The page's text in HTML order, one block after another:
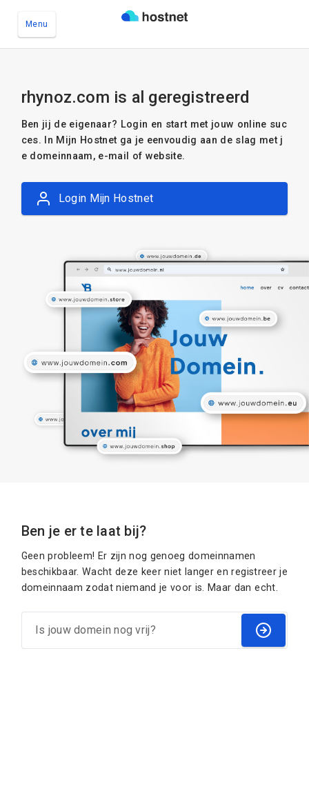
Menu
rhynoz.com is al geregistreerd
Ben jij de eigenaar? Login en start met jouw online suc
ces. In Mijn Hostnet ga je eenvoudig aan de slag met j
e domeinnaam, e-mail of website.
Login Mijn Hostnet
Ben je er te laat bij?
Geen probleem! Er zijn nog genoeg domeinnamen
beschikbaar. Wacht deze keer niet langer en registreer je
domeinnaam zodat niemand je voor is. Maar dan echt.